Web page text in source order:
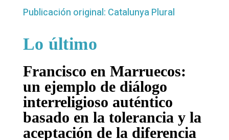
Publicación original: Catalunya Plural
Lo último
Francisco en Marruecos:
un ejemplo de diálogo
interreligioso auténtico
basado en la tolerancia y la
aceptación de la diferencia